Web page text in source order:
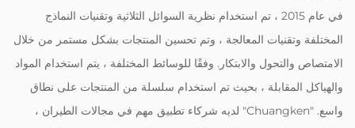
في عام 2015 ، تم استخدام نظرية السوائل الثلاثية وتقنيات النماذج
المختلفة وتقنيات المعالجة ، وتم تحسين المنتجات بشكل مستمر من خلال
الامتصاص والتحول والابتكار. وفقًا للوسائط المختلفة ، يتم استخدام المواد
والهياكل المقابلة ، بحيث تم استخدام سلسلة من المنتجات على نطاق
واسع. "Chuangken" لديه شركاء تطبيق مهم في مجالات الطيران ،